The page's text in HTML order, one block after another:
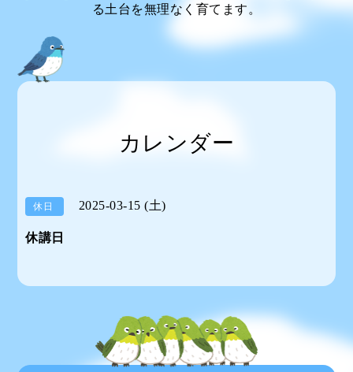
る土台を無理なく育てます。
カレンダー
休日 2025-03-15 (土)
休講日